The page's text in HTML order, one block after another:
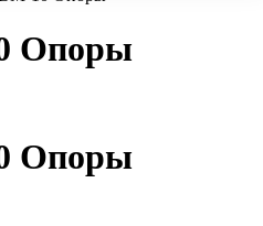
Опоры
Опоры